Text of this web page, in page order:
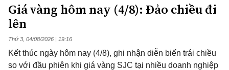
Giá vàng hôm nay (4/8): Đảo chiều đi
lên
Thứ 3, 04/08/2026 | 19:16
Kết thúc ngày hôm nay (4/8), ghi nhận diễn biến trái chiều
so với đầu phiên khi giá vàng SJC tại nhiều doanh nghiệp